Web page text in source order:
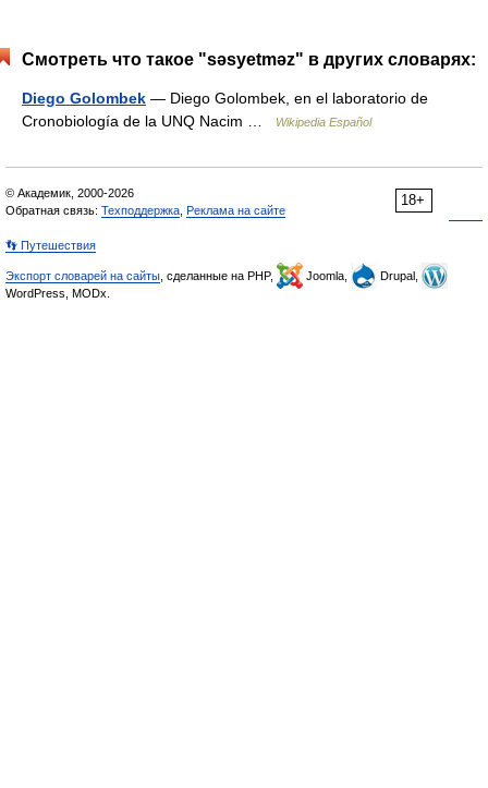
Смотреть что такое "səsyetməz" в других словарях:
Diego Golombek — Diego Golombek, en el laboratorio de
Cronobiología de la UNQ Nacim …
Wikipedia Español
18+
© Академик, 2000-2026
Обратная связь: Техподдержка Реклама на сайте
👣 Путешествия
Экспорт словарей на сайты , сделанные на PHP, Joomla,
Drupal,
WordPress, MODx.